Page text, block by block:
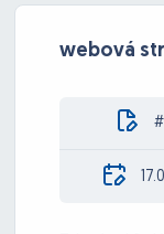
webová